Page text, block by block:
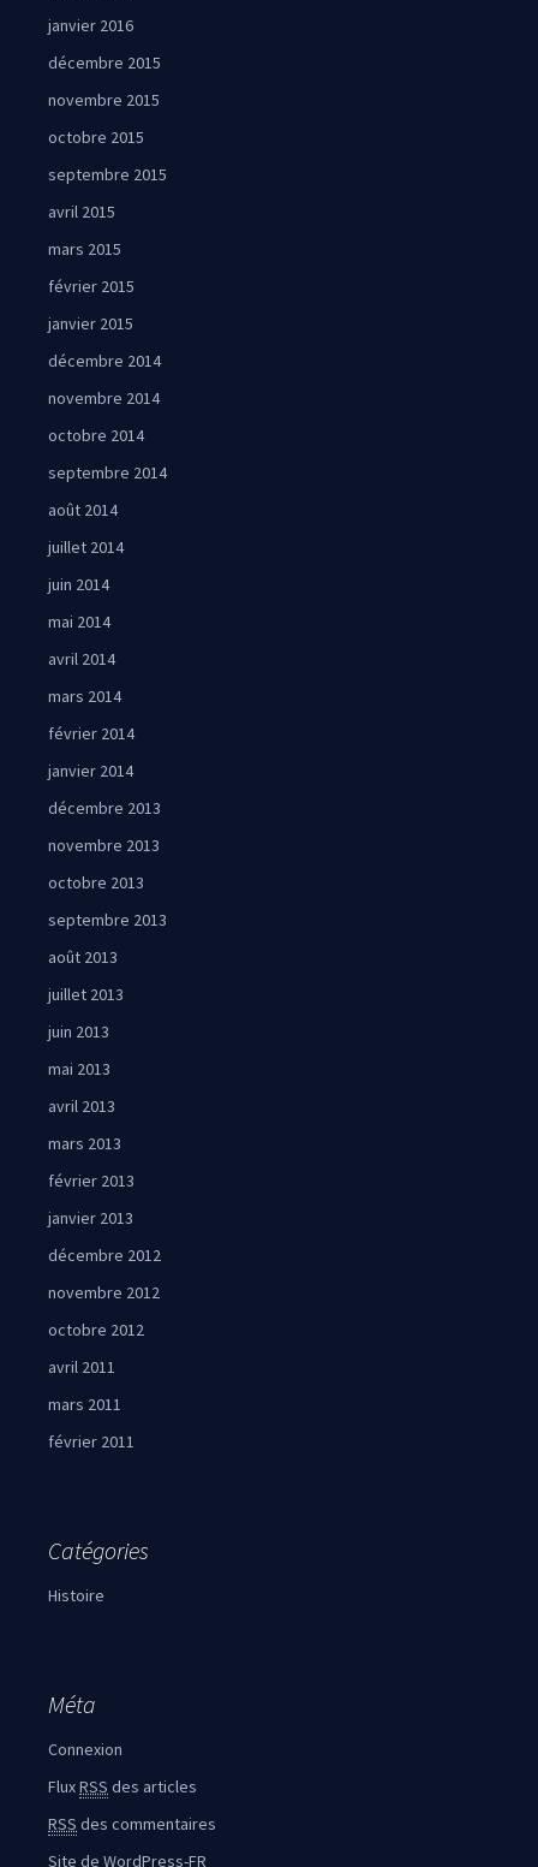
janvier 2016
décembre 2015
novembre 2015
octobre 2015
septembre 2015
avril 2015
mars 2015
février 2015
janvier 2015
décembre 2014
novembre 2014
octobre 2014
septembre 2014
août 2014
juillet 2014
juin 2014
mai 2014
avril 2014
mars 2014
février 2014
janvier 2014
décembre 2013
novembre 2013
octobre 2013
septembre 2013
août 2013
juillet 2013
juin 2013
mai 2013
avril 2013
mars 2013
février 2013
janvier 2013
décembre 2012
novembre 2012
octobre 2012
avril 2011
mars 2011
février 2011
Catégories
Histoire
Méta
Connexion
FluxRSS des articles
RSS des commentaires
Site de WordPress-FR